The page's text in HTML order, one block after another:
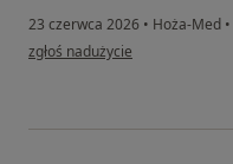
23 czerwca 2026 • Hoża-Med •
w opinii użytkownika Łukasz
zgłoś nadużycie